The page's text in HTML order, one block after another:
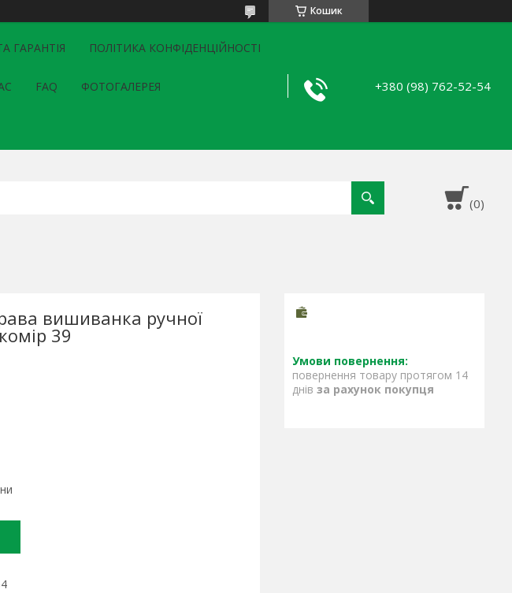
Кошик
ГАРАНТІЯ ПОЛІТИКА КОНФІДЕНЦІЙНОСТІ
FAQ ФОТОГАЛЕРЕЯ +380 (98) 762-52-54
вишиванка ручної
39
повернення товару протягом 14
днів за рахунок покупця